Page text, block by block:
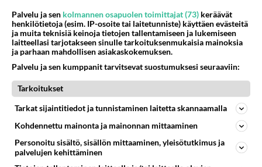
Palvelu ja sen kolmannen osapuolen toimittajat (73) keräävät
henkilötietoja (esim. IP-osoite tai laitetunniste) käyttäen evästeitä
ja muita teknisiä keinoja tietojen tallentamiseen ja lukemiseen
laitteellasi tarjotakseen sinulle tarkoituksenmukaisia mainoksia
ja parhaan mahdollisen asiakaskokemuksen.
Palvelu ja sen kumppanit tarvitsevat suostumuksesi seuraaviin:
Tarkoitukset
Tarkat sijaintitiedot ja tunnistaminen laitetta skannaamalla
Kohdennettu mainonta ja mainonnan mittaaminen
Personoitu sisältö, sisällön mittaaminen, yleisötutkimus ja
palvelujen kehittäminen